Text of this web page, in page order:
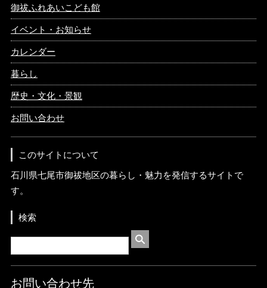
御祓ふれあいこども館
イベント・お知らせ
カレンダー
暮らし
歴史・文化・景観
お問い合わせ
このサイトについて
石川県七尾市御祓地区の暮らし・魅力を発信するサイトで
す。
検索
お問い合わせ先